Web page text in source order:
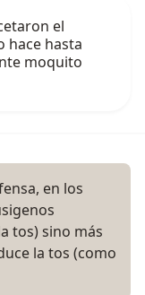
el
hace hasta
moquito
en los
tos) sino más
la tos (como